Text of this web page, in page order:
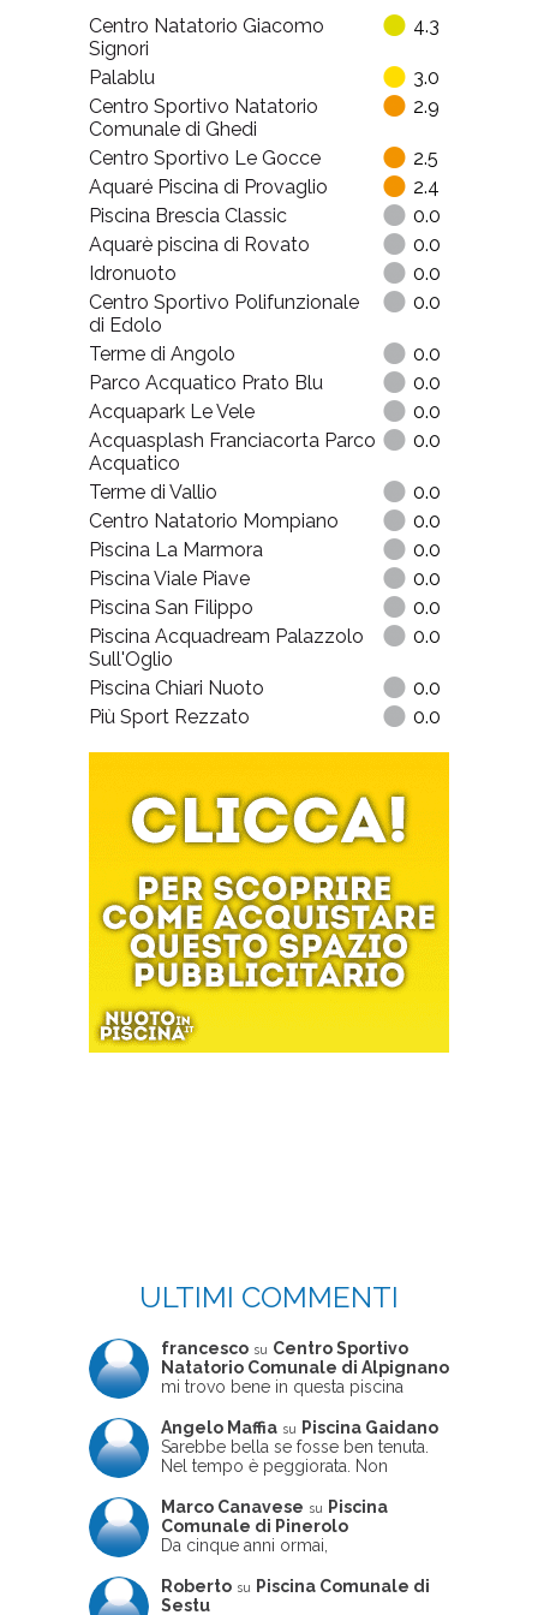
Centro Natatorio Giacomo
Signori
4.3
Palablu
3.0
Centro Sportivo Natatorio
Comunale di Ghedi
2.9
Centro Sportivo Le Gocce
2.5
Aquaré Piscina di Provaglio
2.4
Piscina Brescia Classic
0.0
Aquarè piscina di Rovato
0.0
Idronuoto
0.0
Centro Sportivo Polifunzionale
di Edolo
0.0
Terme di Angolo
0.0
Parco Acquatico Prato Blu
0.0
Acquapark Le Vele
0.0
Acquasplash Franciacorta Parco
Acquatico
0.0
Terme di Vallio
0.0
Centro Natatorio Mompiano
0.0
Piscina La Marmora
0.0
Piscina Viale Piave
0.0
Piscina San Filippo
0.0
Piscina Acquadream Palazzolo
Sull'Oglio
0.0
Piscina Chiari Nuoto
0.0
Più Sport Rezzato
0.0
ULTIMI COMMENTI
francesco su Centro Sportivo
Natatorio Comunale di Alpignano
mi trovo bene in questa piscina
Angelo Maffia su
Piscina Gaidano
Sarebbe bella se fosse ben tenuta.
Nel tempo è peggiorata. Non
ne usciva insieme a me non ha
ritrovato le sue scarpe! Peccato
perché potrebbe essere un'ottima
frequentata non magnificamente
Marco Canavese su
Piscina
Comunale di Pinerolo
Da cinque anni ormai,
pomeriggio trascorro cinque-sei ore
in questa magnifica piscina con i miei
Roberto su
Piscina Comunale di
Sestu